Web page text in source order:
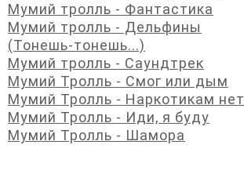
Мумий тролль - Фантастика
Мумий тролль - Дельфины
(Тонешь-тонешь...)
Мумий тролль - Саундтрек
Мумий Тролль - Смог или дым
Мумий Тролль - Наркотикам нет
Мумий Тролль - Иди, я буду
Мумий Тролль - Шамора